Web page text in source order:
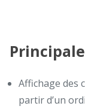
Affichage des
partir d’un